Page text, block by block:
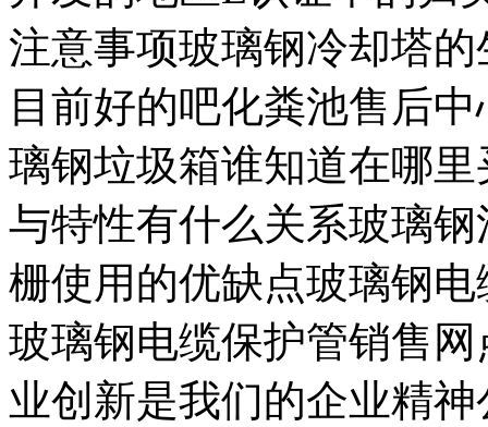
注意事项玻璃钢冷却塔
目前好的吧化粪池售后
璃钢垃圾箱谁知道在哪
与特性有什么关系玻璃
栅使用的优缺点玻璃钢
玻璃钢电缆保护管销售
业创新是我们的企业精